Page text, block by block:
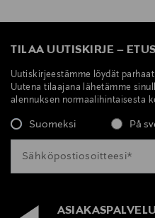
TILAA UUTISKIRJE –
Uutiskirjeestämme löydät
Uutena tilaajana lähetämme
alennuksen normaalihintaisesta
Suomeksi På
ASIAKASPALVELU